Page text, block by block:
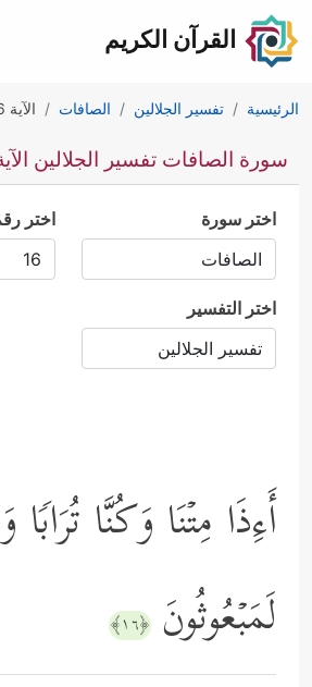
القرآن الكريم
الرئيسية تفسير الجلالين الصافات الآية 16
سورة الصافات تفسير الجلالين الآية
اختر سورة اختر
اختر التفسير
أَءِذَا مِتۡنَا وَكُنَّا
لَمَبۡعُوثُونَ ﴿١٦﴾